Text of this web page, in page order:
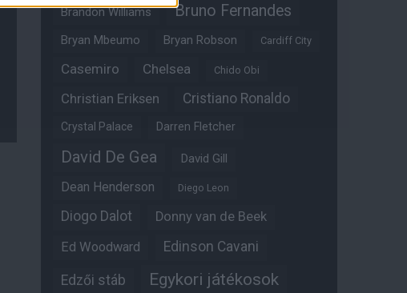
Brandon Williams Bruno Fernandes
Bryan Mbeumo Bryan Robson Cardiff City
Casemiro Chelsea Chido Obi
Christian Eriksen Cristiano Ronaldo
Crystal Palace Darren Fletcher
David De Gea David Gill
Dean Henderson Diego Leon
Diogo Dalot
Donny van de Beek
Ed Woodward
Edinson Cavani
Edzői stáb Egykori játékosok